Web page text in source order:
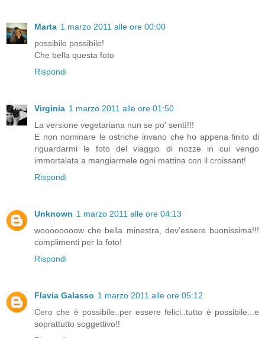
Marta 1 marzo 2011 alle ore 00:00
possibile possibile!
Che bella questa foto
Rispondi
Virginia 1 marzo 2011 alle ore 01:50
La versione vegetariana nun se po' sentì!!!
E non nominare le ostriche invano che ho appena finito di
riguardarmi le foto del viaggio di nozze in cui vengo
immortalata a mangiarmele ogni mattina con il croissant!
Rispondi
Unknown 1 marzo 2011 alle ore 04:13
woooooooow che bella minestra, dev'essere buonissima!!!
complimenti per la foto!
Rispondi
Flavia Galasso 1 marzo 2011 alle ore 05:12
Cero che è possibile..per essere felici..tutto è possibile...e
soprattutto soggettivo!!